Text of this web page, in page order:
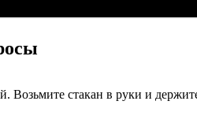
стакан в руки и